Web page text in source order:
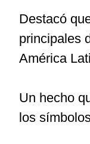
Destacó
principales
América
Un hecho
los